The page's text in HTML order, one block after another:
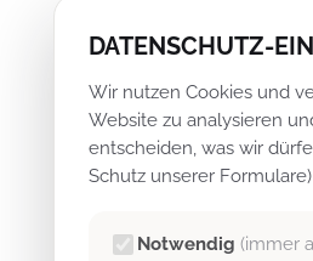
Faktura
Warenwirtschaft
DATENSCHUTZ-
Wir nutzen Cookies und
Website zu analysieren
entscheiden, was wir
Schutz unserer
Notwendig (immer